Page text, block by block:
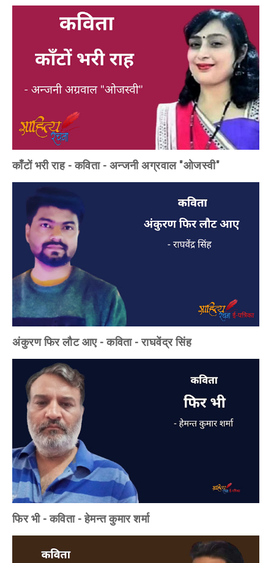
काँटों भरी राह - कविता - अन्जनी अग्रवाल "ओजस्वी"
अंकुरण फिर लौट आए - कविता - राघवेंद्र सिंह
फिर भी - कविता - हेमन्त कुमार शर्मा